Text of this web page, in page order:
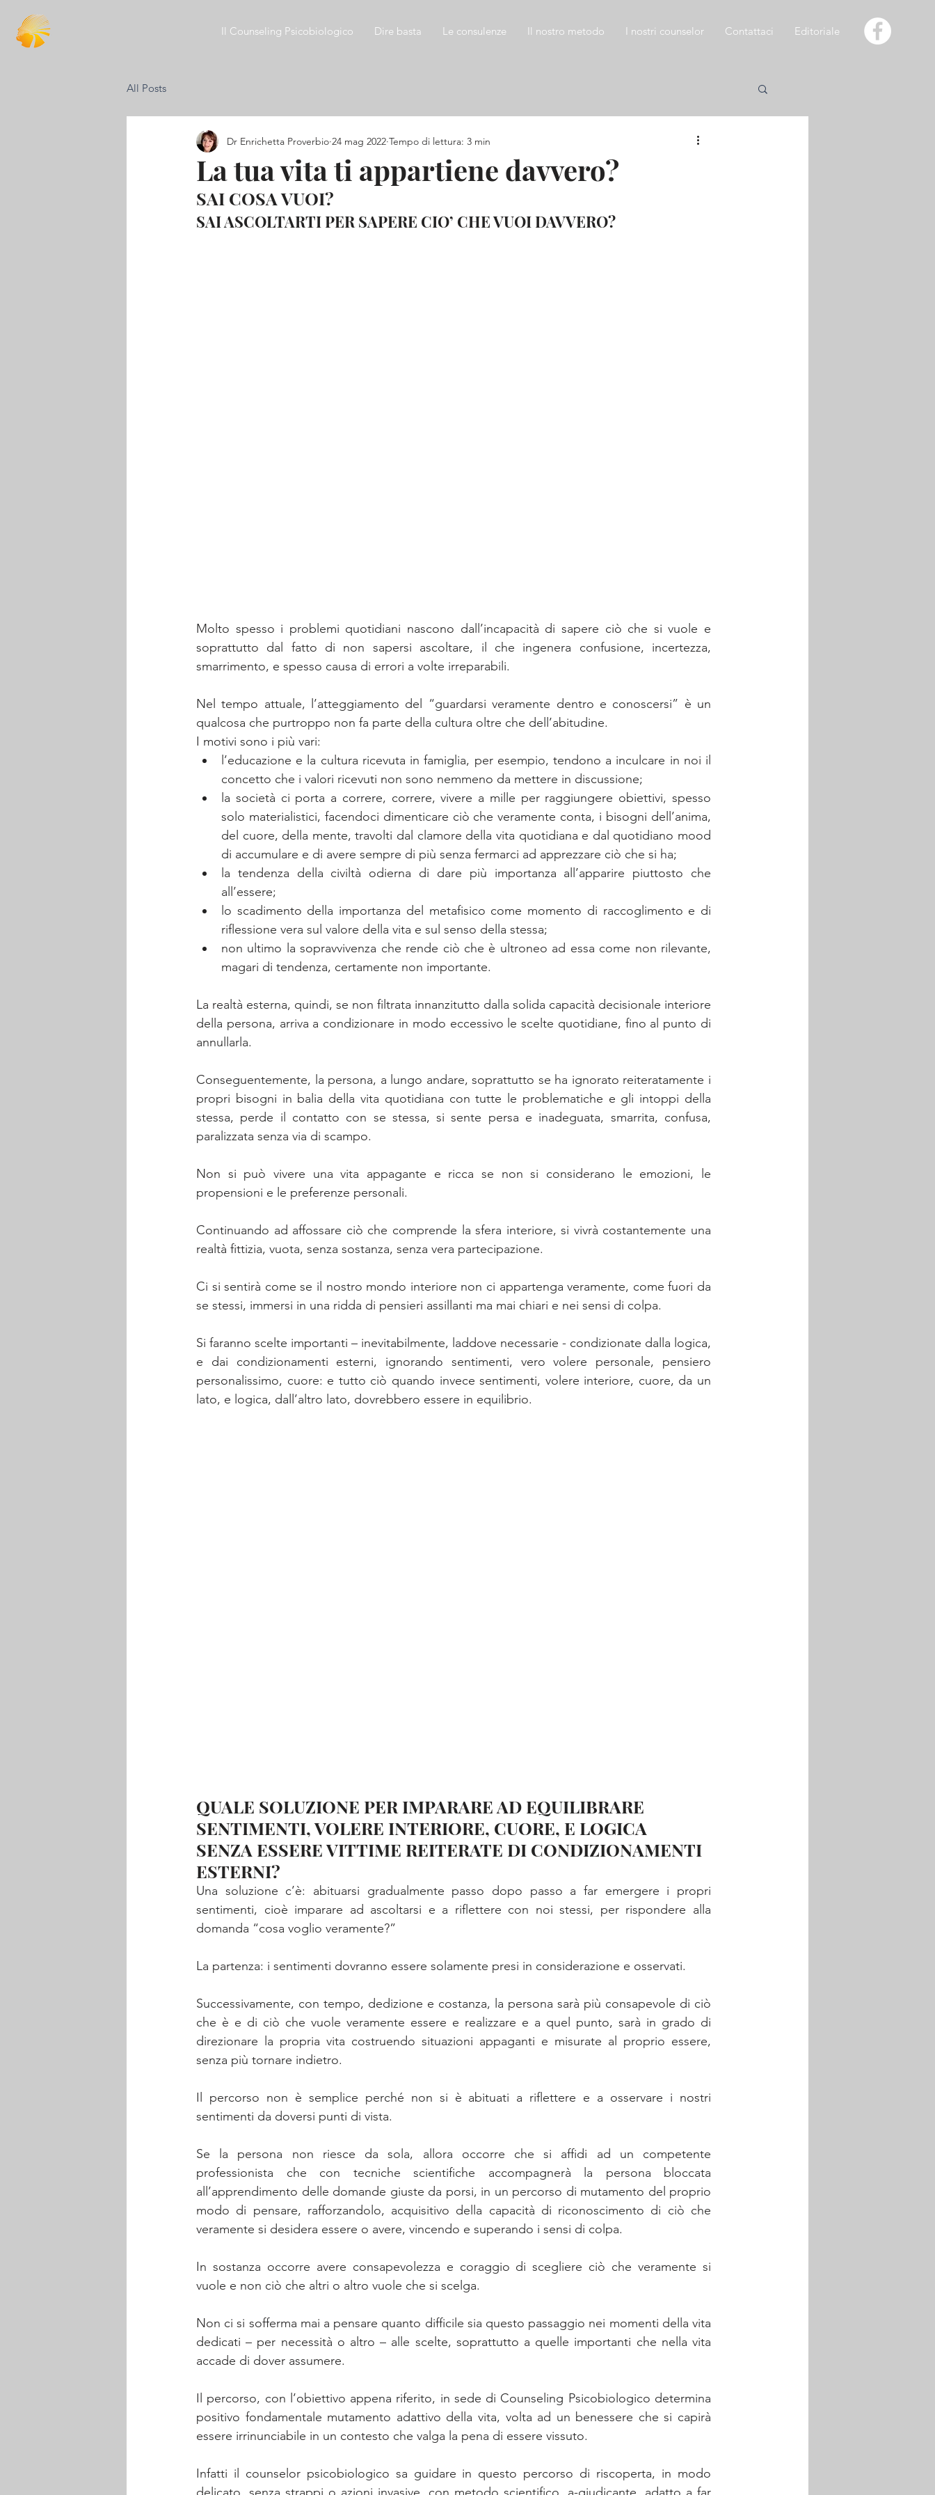
Il Counseling Psicobiologico Dire basta Le consulenze Il nostro metodo I nostri counselor Contattaci Editoriale
All Posts
La tua vita ti appartiene davvero?
Dr Enrichetta Proverbio 24 mag 2022 Tempo di lettura: 3 min
SAI COSA VUOI?
SAI ASCOLTARTI PER SAPERE CIO’ CHE VUOI DAVVERO?
Molto spesso i problemi quotidiani nascono dall’incapacità di sapere ciò che si vuole e
soprattutto dal fatto di non sapersi ascoltare, il che ingenera confusione, incertezza,
smarrimento, e spesso causa di errori a volte irreparabili.
Nel tempo attuale, l’atteggiamento del “guardarsi veramente dentro e conoscersi” è un
qualcosa che purtroppo non fa parte della cultura oltre che dell’abitudine.
I motivi sono i più vari:
l’educazione e la cultura ricevuta in famiglia, per esempio, tendono a inculcare in noi il
concetto che i valori ricevuti non sono nemmeno da mettere in discussione;
la società ci porta a correre, correre, vivere a mille per raggiungere obiettivi, spesso
solo materialistici, facendoci dimenticare ciò che veramente conta, i bisogni dell’anima,
del cuore, della mente, travolti dal clamore della vita quotidiana e dal quotidiano mood
di accumulare e di avere sempre di più senza fermarci ad apprezzare ciò che si ha;
la tendenza della civiltà odierna di dare più importanza all’apparire piuttosto che
all’essere;
lo scadimento della importanza del metafisico come momento di raccoglimento e di
riflessione vera sul valore della vita e sul senso della stessa;
non ultimo la sopravvivenza che rende ciò che è ultroneo ad essa come non rilevante,
magari di tendenza, certamente non importante.
La realtà esterna, quindi, se non filtrata innanzitutto dalla solida capacità decisionale interiore
della persona, arriva a condizionare in modo eccessivo le scelte quotidiane, fino al punto di
annullarla.
Conseguentemente, la persona, a lungo andare, soprattutto se ha ignorato reiteratamente i
propri bisogni in balia della vita quotidiana con tutte le problematiche e gli intoppi della
stessa, perde il contatto con se stessa, si sente persa e inadeguata, smarrita, confusa,
paralizzata senza via di scampo.
Non si può vivere una vita appagante e ricca se non si considerano le emozioni, le
propensioni e le preferenze personali.
Continuando ad affossare ciò che comprende la sfera interiore, si vivrà costantemente una
realtà fittizia, vuota, senza sostanza, senza vera partecipazione.
Ci si sentirà come se il nostro mondo interiore non ci appartenga veramente, come fuori da
se stessi, immersi in una ridda di pensieri assillanti ma mai chiari e nei sensi di colpa.
Si faranno scelte importanti – inevitabilmente, laddove necessarie - condizionate dalla logica,
e dai condizionamenti esterni, ignorando sentimenti, vero volere personale, pensiero
personalissimo, cuore: e tutto ciò quando invece sentimenti, volere interiore, cuore, da un
lato, e logica, dall’altro lato, dovrebbero essere in equilibrio.
QUALE SOLUZIONE PER IMPARARE AD EQUILIBRARE
SENTIMENTI, VOLERE INTERIORE, CUORE, E LOGICA
SENZA ESSERE VITTIME REITERATE DI CONDIZIONAMENTI
ESTERNI?
Una soluzione c’è: abituarsi gradualmente passo dopo passo a far emergere i propri
sentimenti, cioè imparare ad ascoltarsi e a riflettere con noi stessi, per rispondere alla
domanda “cosa voglio veramente?”
La partenza: i sentimenti dovranno essere solamente presi in considerazione e osservati.
Successivamente, con tempo, dedizione e costanza, la persona sarà più consapevole di ciò
che è e di ciò che vuole veramente essere e realizzare e a quel punto, sarà in grado di
direzionare la propria vita costruendo situazioni appaganti e misurate al proprio essere,
senza più tornare indietro.
Il percorso non è semplice perché non si è abituati a riflettere e a osservare i nostri
sentimenti da doversi punti di vista.
Se la persona non riesce da sola, allora occorre che si affidi ad un competente
professionista che con tecniche scientifiche accompagnerà la persona bloccata
all’apprendimento delle domande giuste da porsi, in un percorso di mutamento del proprio
modo di pensare, rafforzandolo, acquisitivo della capacità di riconoscimento di ciò che
veramente si desidera essere o avere, vincendo e superando i sensi di colpa.
In sostanza occorre avere consapevolezza e coraggio di scegliere ciò che veramente si
vuole e non ciò che altri o altro vuole che si scelga.
Non ci si sofferma mai a pensare quanto difficile sia questo passaggio nei momenti della vita
dedicati – per necessità o altro – alle scelte, soprattutto a quelle importanti che nella vita
accade di dover assumere.
Il percorso, con l’obiettivo appena riferito, in sede di Counseling Psicobiologico determina
positivo fondamentale mutamento adattivo della vita, volta ad un benessere che si capirà
essere irrinunciabile in un contesto che valga la pena di essere vissuto.
Infatti il counselor psicobiologico sa guidare in questo percorso di riscoperta, in modo